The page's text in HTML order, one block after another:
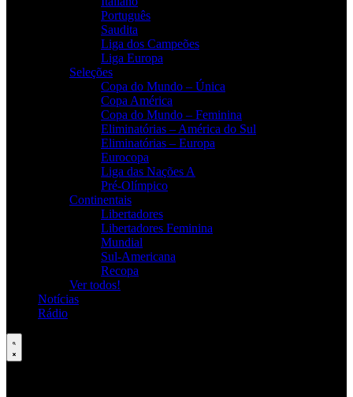
Português
Saudita
Liga dos Campeões
Liga Europa
Seleções
Copa do Mundo – Única
Copa América
Copa do Mundo – Feminina
Eliminatórias – América do Sul
Eliminatórias – Europa
Eurocopa
Liga das Nações A
Pré-Olímpico
Continentais
Libertadores
Libertadores Feminina
Mundial
Sul-Americana
Recopa
Ver todos!
Notícias
Rádio